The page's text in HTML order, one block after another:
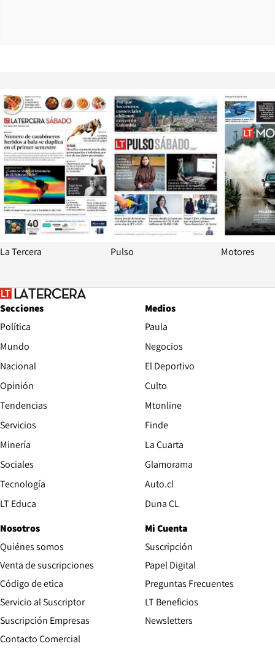
Opens in new window
La Tercera
Opens in
Pulso Motores
Secciones
Política
Mundo
Nacional
Opinión
Tendencias
Servicios
Minería
Sociales
Tecnología
LT Educa
Medios
Paula
Negocios
El Deportivo
Culto
Mtonline
Finde
La Cuarta
Glamorama
Auto.cl
Duna CL
Nosotros
Quiénes somos
Venta de suscripciones
Código de etica Opens in new window
Servicio al Suscriptor
Suscripción Empresas
Contacto Comercial
Mi Cuenta
Suscripción
Papel Digital
Preguntas Frecuentes
LT Beneficios
Newsletters